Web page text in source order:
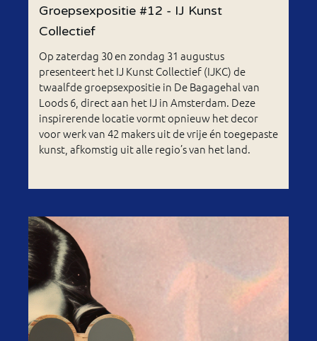
Groepsexpositie #12 - IJ Kunst
Collectief
Op zaterdag 30 en zondag 31 augustus
presenteert het IJ Kunst Collectief (IJKC) de
twaalfde groepsexpositie in De Bagagehal van
Loods 6, direct aan het IJ in Amsterdam. Deze
inspirerende locatie vormt opnieuw het decor
voor werk van 42 makers uit de vrije én toegepaste
kunst, afkomstig uit alle regio’s van het land.